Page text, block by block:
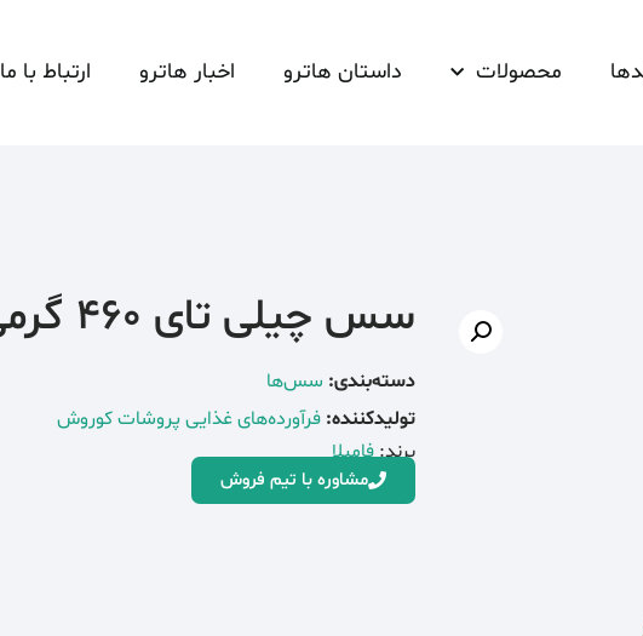
محصولات داستان هاترو اخبار هاترو ارتباط با ما
سس چیلی تای 460 گرمی فامیلا
دسته‌بندی: سس‌ها
تولیدکننده: فرآورده‌های غذایی پروشات کوروش
برند:فامیلا
مشاوره با تیم فروش